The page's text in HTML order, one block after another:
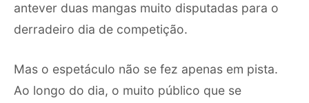
antever duas mangas muito disputadas para o
derradeiro dia de competição.
Mas o espetáculo não se fez apenas em pista.
Ao longo do dia, o muito público que se